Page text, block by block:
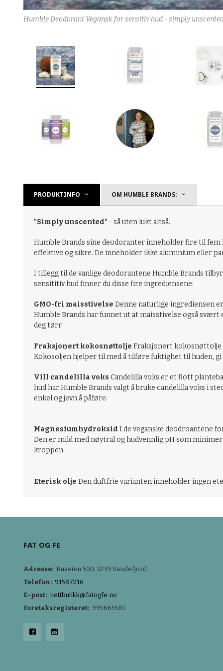
Humble Deodorant Vegansk for sensitiv hud - simply
PRODUKTINFO OM HUMBLE BRANDS:
"Simply unscented" - så uten lukt altså.
Humble Brands sine deodoranter inneholder fire til fem
effektive og sikre. De inneholder ikke aluminium eller
I tillegg til de vanlige deodorantene Humble Brands
sensititiv hud finner du disse fire ingrediensene:
GMO-fri maisstivelse Denne naturlige ingrediensen
Humble Brands har funnet ut at maisstivelse også
deg tørr.
Fraksjonert kokosnøttolje Fraksjonert kokosnøttolje
Kokosoljen hjelper til med å tilføre fuktighet til huden,
Vill candelilla voks Candelilla voks er et flott
hud har Humble Brands valgt å bruke candelilla voks i
enkel og jevn å påføre.
Magnesiumhydroksid I de veganske deodroantene
Den er mild med nøytral og hudvennlig pH som
kroppen.
Eterisk olje Den duftfrie varianten inneholder ingen
FAT OG FE
Adresse: Raveien 500, 3239 Sandefjord
Telefon: 91587216
E-post: nettbutikk@fatogfe.no
Foretaksregisteret: 995665581